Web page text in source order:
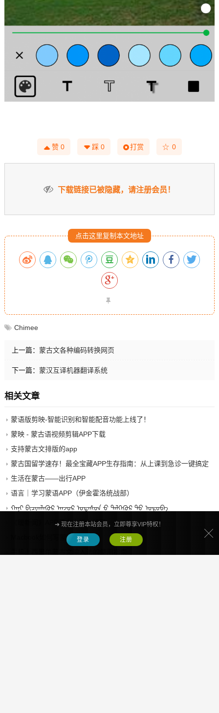
赞 0 踩 0 打赏 ☆ 0
下载链接已被隐藏，请注册会员！
点击这里复制本文地址
Chimee
上一篇： 蒙古文各种编码转换网页
下一篇： 蒙汉互译机器翻译系统
相关文章
蒙语版剪映-智能识别和智能配音功能上线了！
蒙映 - 蒙古语视频剪辑APP下载
支持蒙古文排版的app
蒙古国留学速存！最全宝藏APP生存指南：从上课到急诊一键搞定
生活在蒙古——出行APP
语言｜学习蒙语APP（伊金霍洛统战部）
ᠬᠠᠨᠢ ᠪᠢᠴᠢᠭᠯᠡᠭᠦᠷ ᠠᠨ᠋ᠵᠣᠷ ᠤᠲᠠᠰᠤᠨ ᠊ᠤ ᠲᠡᠯᠭᠡᠭᠦᠷ ᠲᠦ ᠣᠷᠣᠪᠠ
《暖新闻》APP蒙古文版上线了
Macbook如何写蒙古文左到右
➔ 现在注册本站会员，立即尊享VIP特权！
登录 注册